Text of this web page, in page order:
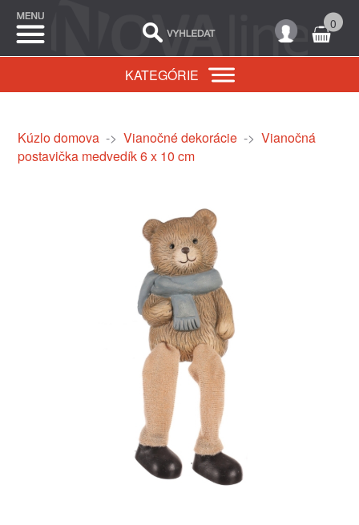
0
KATEGÓRIE
Kúzlo domova-> Vianočné dekorácie-> Vianočná
postavička medvedík 6 x 10 cm